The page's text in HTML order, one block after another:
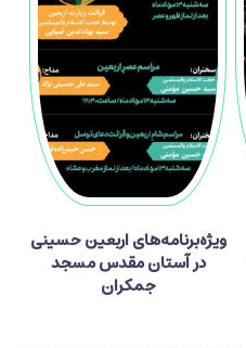
ویژه‌برنامه‌های اربعین حسینی
در آستان مقدس مسجد
جمکران